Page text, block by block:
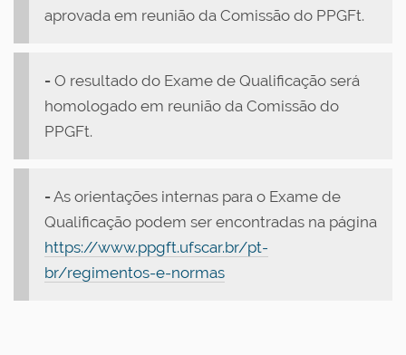
aprovada em reunião da Comissão do PPGFt.
- O resultado do Exame de Qualificação será
homologado em reunião da Comissão do
PPGFt.
- As orientações internas para o Exame de
Qualificação podem ser encontradas na página
https://www.ppgft.ufscar.br/pt-
br/regimentos-e-normas